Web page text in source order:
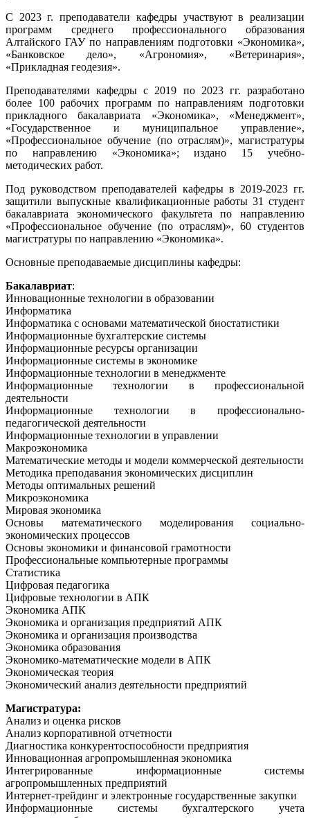
С 2023 г. преподаватели кафедры участвуют в реализации
программ среднего профессионального образования
Алтайского ГАУ по направлениям подготовки «Экономика»,
«Банковское дело», «Агрономия», «Ветеринария»,
«Прикладная геодезия».
Преподавателями кафедры с 2019 по 2023 гг. разработано
более 100 рабочих программ по направлениям подготовки
прикладного бакалавриата «Экономика», «Менеджмент»,
«Государственное и муниципальное управление»,
«Профессиональное обучение (по отраслям)», магистратуры
по направлению «Экономика»; издано 15 учебно-
методических работ.
Под руководством преподавателей кафедры в 2019-2023 гг.
защитили выпускные квалификационные работы 31 студент
бакалавриата экономического факультета по направлению
«Профессиональное обучение (по отраслям)», 60 студентов
магистратуры по направлению «Экономика».
Основные преподаваемые дисциплины кафедры:
Бакалавриат:
Инновационные технологии в образовании
Информатика
Информатика с основами математической биостатистики
Информационные бухгалтерские системы
Информационные ресурсы организации
Информационные системы в экономике
Информационные технологии в менеджменте
Информационные технологии в профессиональной
деятельности
Информационные технологии в профессионально-
педагогической деятельности
Информационные технологии в управлении
Макроэкономика
Математические методы и модели коммерческой деятельности
Методика преподавания экономических дисциплин
Методы оптимальных решений
Микроэкономика
Мировая экономика
Основы математического моделирования социально-
экономических процессов
Основы экономики и финансовой грамотности
Профессиональные компьютерные программы
Статистика
Цифровая педагогика
Цифровые технологии в АПК
Экономика АПК
Экономика и организация предприятий АПК
Экономика и организация производства
Экономика образования
Экономико-математические модели в АПК
Экономическая теория
Экономический анализ деятельности предприятий
Магистратура:
Анализ и оценка рисков
Анализ корпоративной отчетности
Диагностика конкурентоспособности предприятия
Инновационная агропромышленная экономика
Интегрированные информационные системы
агропромышленных предприятий
Интернет-трейдинг и электронные государственные закупки
Информационные системы бухгалтерского учета